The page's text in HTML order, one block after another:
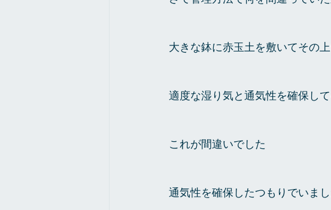
大きな鉢に赤玉土を敷いてその
適度な湿り気と通気性を確保し
これが間違いでした
通気性を確保したつもりでいま